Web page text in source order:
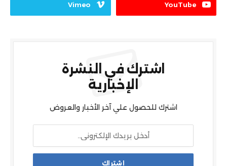
YouTube
Vimeo
اشترك في النشرة
الإخبارية
اشترك للحصول علي آخر الأخبار والعروض